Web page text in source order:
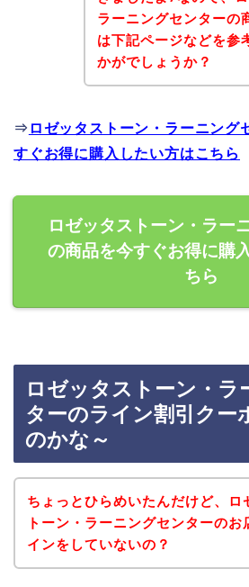
ラーニングセンターの
は下記ページなどを参
かがでしょうか？
⇒ ロゼッタストーン・ラーニング
すぐお得に購入したい方はこちら
ロゼッタストーン・ラー
の商品を今すぐお得に購
ちら
ロゼッタストーン・ラ
ターのライン割引クー
のかな～
ちょっとひらめいたんだけど、ロ
トーン・ラーニングセンターのお
インをしていないの？